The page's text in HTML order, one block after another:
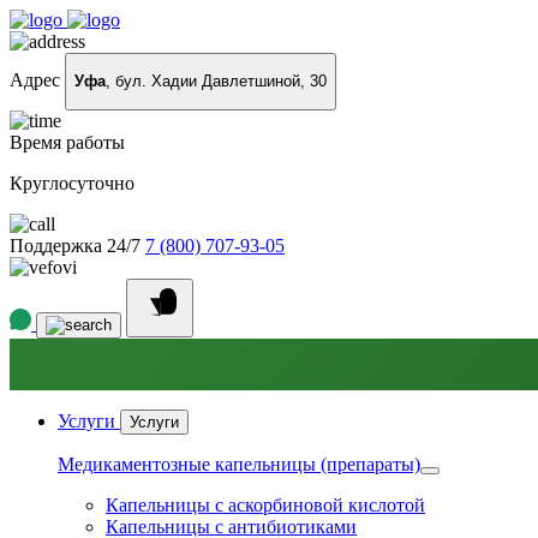
Адрес Уфа, бул. Хадии Давлетшиной, 30
Время работы
Круглосуточно
Поддержка 24/7 7 (800) 707-93-05
Услуги Услуги
Медикаментозные капельницы (препараты)
Капельницы с аскорбиновой кислотой
Капельницы с антибиотиками